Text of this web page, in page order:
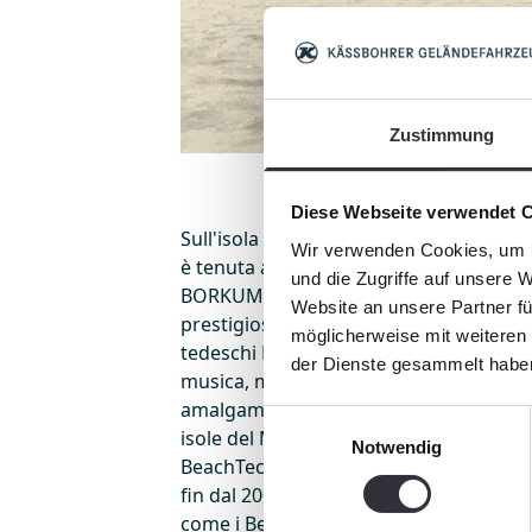
Zustimmung
Diese Webseite verwendet
Wir verwenden Cookies,
und die Zugriffe auf unsere
Website an unsere Partner
möglicherweise mit
der Dienste gesammelt
Einwilligungsauswahl
Notwendig
Sull'isola di Borkum, nell'arcipelago
è tenuta a inizio luglio la seconda
BORKUM. Sulla "più bella sabbia del
prestigioso torneo di beachvolley, un
tedeschi Pohlmann e Michael Schulte
musica, magica atmosfera tra mare e
amalgamati sotto il cielo luminoso e
isole del Mare del Nord e delle loro
BeachTech è stata impiegata per la
fin dal 2003 ed ora anche per la
come i BeachDays, affinché la